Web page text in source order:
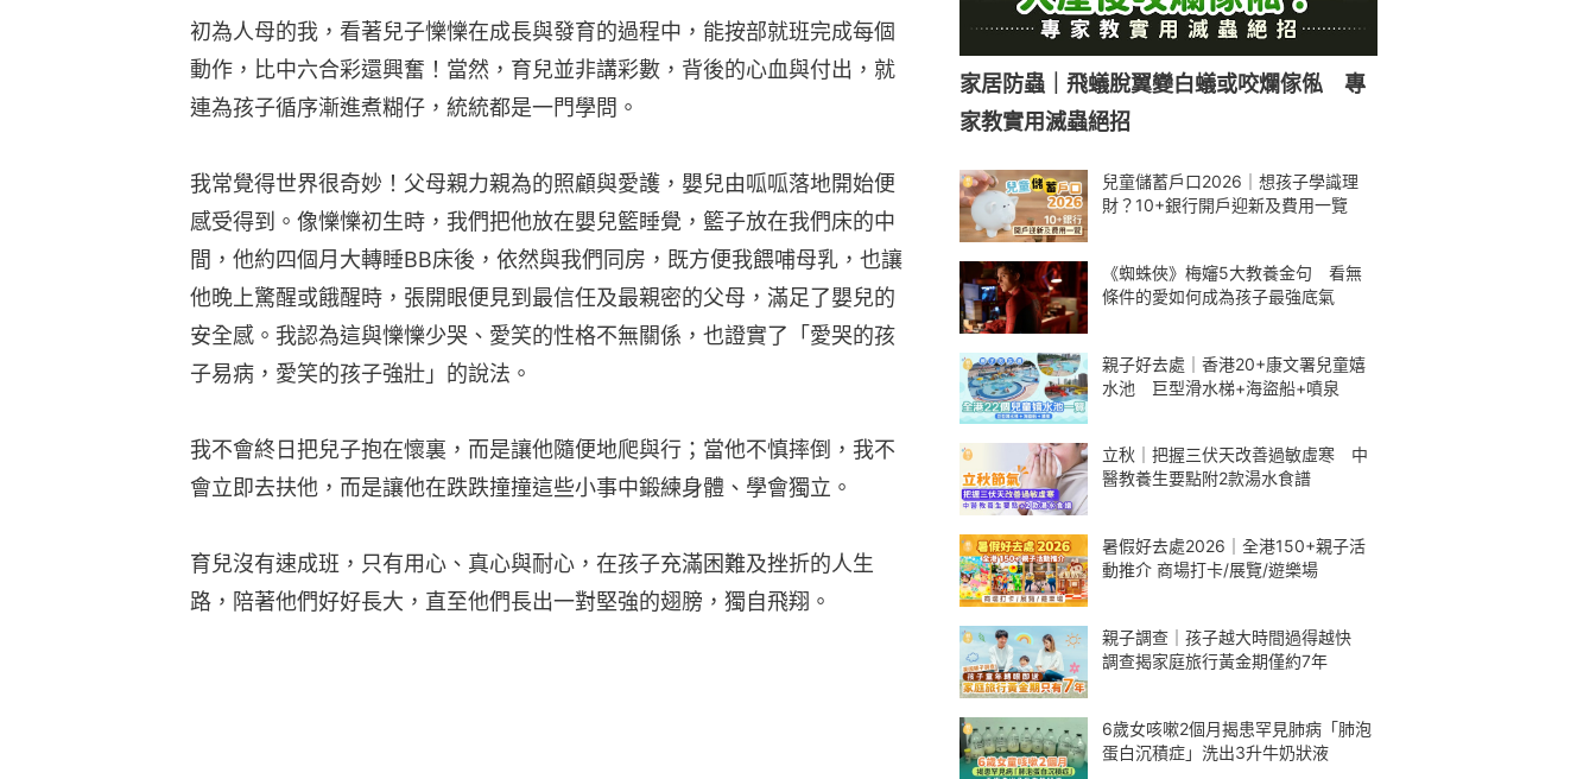
初為人母的我，看著兒子㦡㦡在成長與發育的過程中，能按部就班完成每個
動作，比中六合彩還興奮！當然，育兒並非講彩數，背後的心血與付出，就
連為孩子循序漸進煮糊仔，統統都是一門學問。
我常覺得世界很奇妙！父母親力親為的照顧與愛護，嬰兒由呱呱落地開始便
感受得到。像㦡㦡初生時，我們把他放在嬰兒籃睡覺，籃子放在我們床的中
間，他約四個月大轉睡BB床後，依然與我們同房，既方便我餵哺母乳，也讓
他晚上驚醒或餓醒時，張開眼便見到最信任及最親密的父母，滿足了嬰兒的
安全感。我認為這與㦡㦡少哭、愛笑的性格不無關係，也證實了「愛哭的孩
子易病，愛笑的孩子強壯」的說法。
我不會終日把兒子抱在懷裏，而是讓他隨便地爬與行；當他不慎摔倒，我不
會立即去扶他，而是讓他在跌跌撞撞這些小事中鍛練身體、學會獨立。
育兒沒有速成班，只有用心、真心與耐心，在孩子充滿困難及挫折的人生
路，陪著他們好好長大，直至他們長出一對堅強的翅膀，獨自飛翔。
家居防蟲｜飛蟻脫翼變白蟻或咬爛傢俬 專
家教實用滅蟲絕招
兒童儲蓄戶口2026｜想孩子學識理
財？10+銀行開戶迎新及費用一覽
《蜘蛛俠》梅嬸5大教養金句 看無
條件的愛如何成為孩子最強底氣
親子好去處｜香港20+康文署兒童嬉
水池 巨型滑水梯+海盜船+噴泉
立秋｜把握三伏天改善過敏虛寒 中
醫教養生要點附2款湯水食譜
暑假好去處2026｜全港150+親子活
動推介 商場打卡/展覽/遊樂場
親子調查｜孩子越大時間過得越快
調查揭家庭旅行黃金期僅約7年
6歲女咳嗽2個月揭患罕見肺病「肺泡
蛋白沉積症」洗出3升牛奶狀液